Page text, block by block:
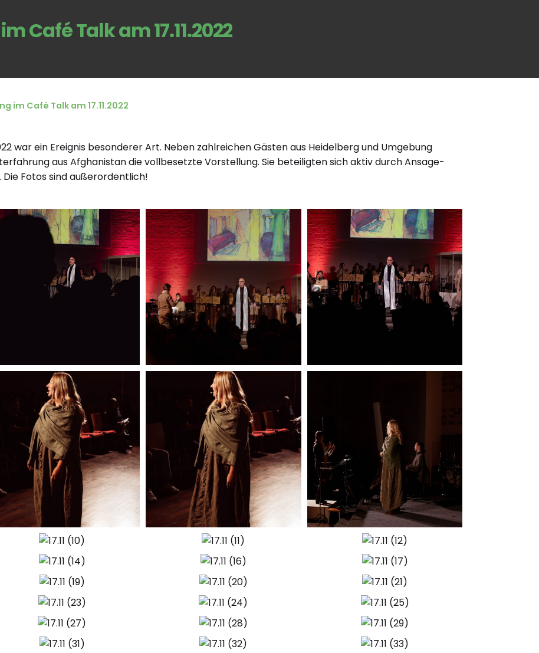
Café Talk am 17.11.2022
im Café Talk am 17.11.2022
war ein Ereignis besonderer Art. Neben zahlreichen Gästen aus Heidelberg und Umgebung
aus Afghanistan die vollbesetzte Vorstellung. Sie beteiligten sich aktiv durch Ansage-
Fotos sind außerordentlich!